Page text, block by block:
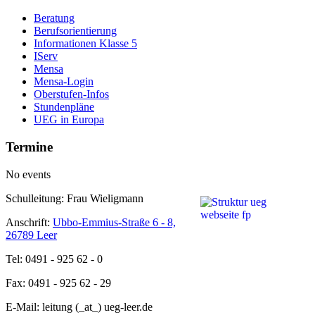
Beratung
Berufsorientierung
Informationen Klasse 5
IServ
Mensa
Mensa-Login
Oberstufen-Infos
Stundenpläne
UEG in Europa
Termine
No events
Schulleitung: Frau Wieligmann
Anschrift: Ubbo-Emmius-Straße 6 - 8,
26789 Leer
Tel: 0491 - 925 62 - 0
Fax: 0491 - 925 62 - 29
E-Mail: leitung (_at_) ueg-leer.de